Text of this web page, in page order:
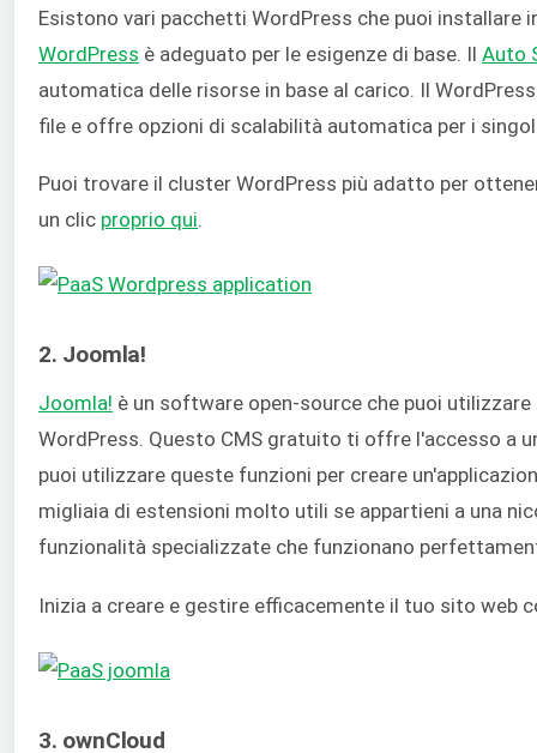
Esistono vari pacchetti WordPress che puoi installare
WordPress è adeguato per le esigenze di base. Il Auto
automatica delle risorse in base al carico. Il
file e offre opzioni di scalabilità automatica per i
Puoi trovare il cluster WordPress più adatto per
un clic proprio qui.
2. Joomla!
Joomla! è un software open-source che puoi
WordPress. Questo CMS gratuito ti offre l'accesso a
puoi utilizzare queste funzioni per creare
migliaia di estensioni molto utili se appartieni a una
funzionalità specializzate che funzionano
Inizia a creare e gestire efficacemente il tuo sito web
3. ownCloud